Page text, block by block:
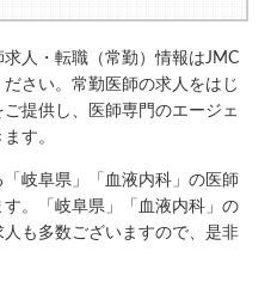
求人・転職（常勤）情報はJMC
さい。常勤医師の求人をはじ
提供し、医師専門のエージェ
す。
岐阜県」「血液内科」の医師
。「岐阜県」「血液内科」の
も多数ございますので、是非